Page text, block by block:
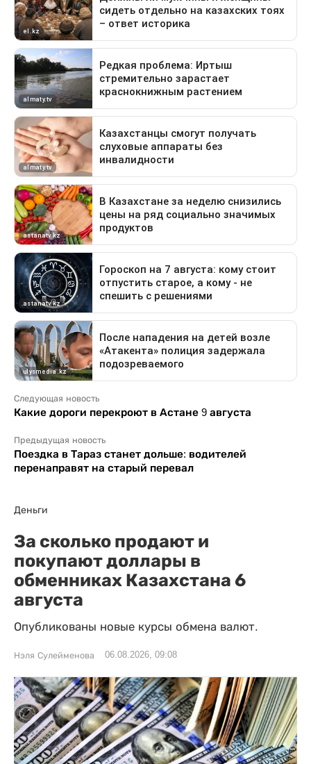
Следующая новость
Какие дороги перекроют в Астане 9 августа
Предыдущая новость
Поездка в Тараз станет дольше: водителей
перенаправят на старый перевал
Деньги
За сколько продают и
покупают доллары в
обменниках Казахстана 6
августа
Опубликованы новые курсы обмена валют.
Нэля Сулейменова 06.08.2026, 09:08